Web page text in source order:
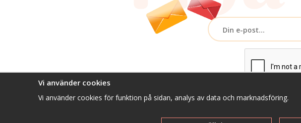
Vi använder cookies
Vi använder cookies för funktion på sidan, analys av data och marknadsföring.